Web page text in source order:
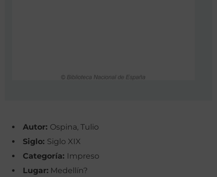
Autor: Ospina, Tulio
Siglo: Siglo XIX
Categoría: Impreso
Lugar: Medellín?